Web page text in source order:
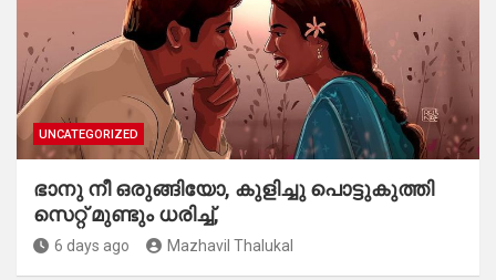
UNCATEGORIZED
ഭാനു നീ ഒരുങ്ങിയോ, കുളിച്ചു പൊട്ടുകുത്തി
സെറ്റ് മുണ്ടും ധരിച്ച്,
6 days ago Mazhavil Thalukal